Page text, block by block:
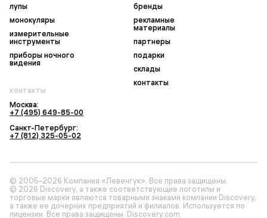
лупы
монокуляры
измерительные
инструменты
приборы ночного
видения
бренды
рекламные
материалы
партнеры
подарки
склады
контакты
контакты
Москва:
+7 (495) 649-85-00
Санкт-Петербург:
+7 (812) 325-05-02
© 2005–2026 Компания «Левенгук». Все права защищены.
© 2026 Discovery, а также соответствующие логотипы и
торговые марки являются товарными знаками компании Discovery,
а также ее дочерних предприятий и филиалов. Используется по
лицензии. Все права защищены. Discovery.com.